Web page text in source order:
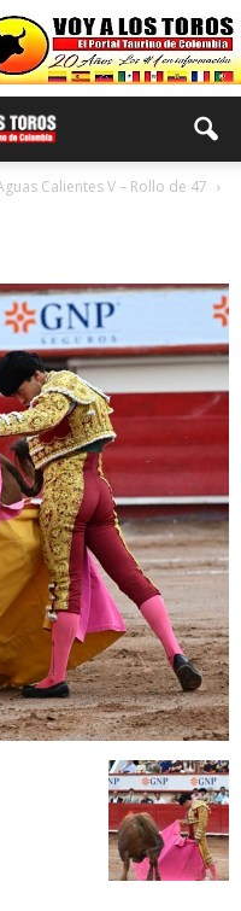
Calientes V – Rollo de 47